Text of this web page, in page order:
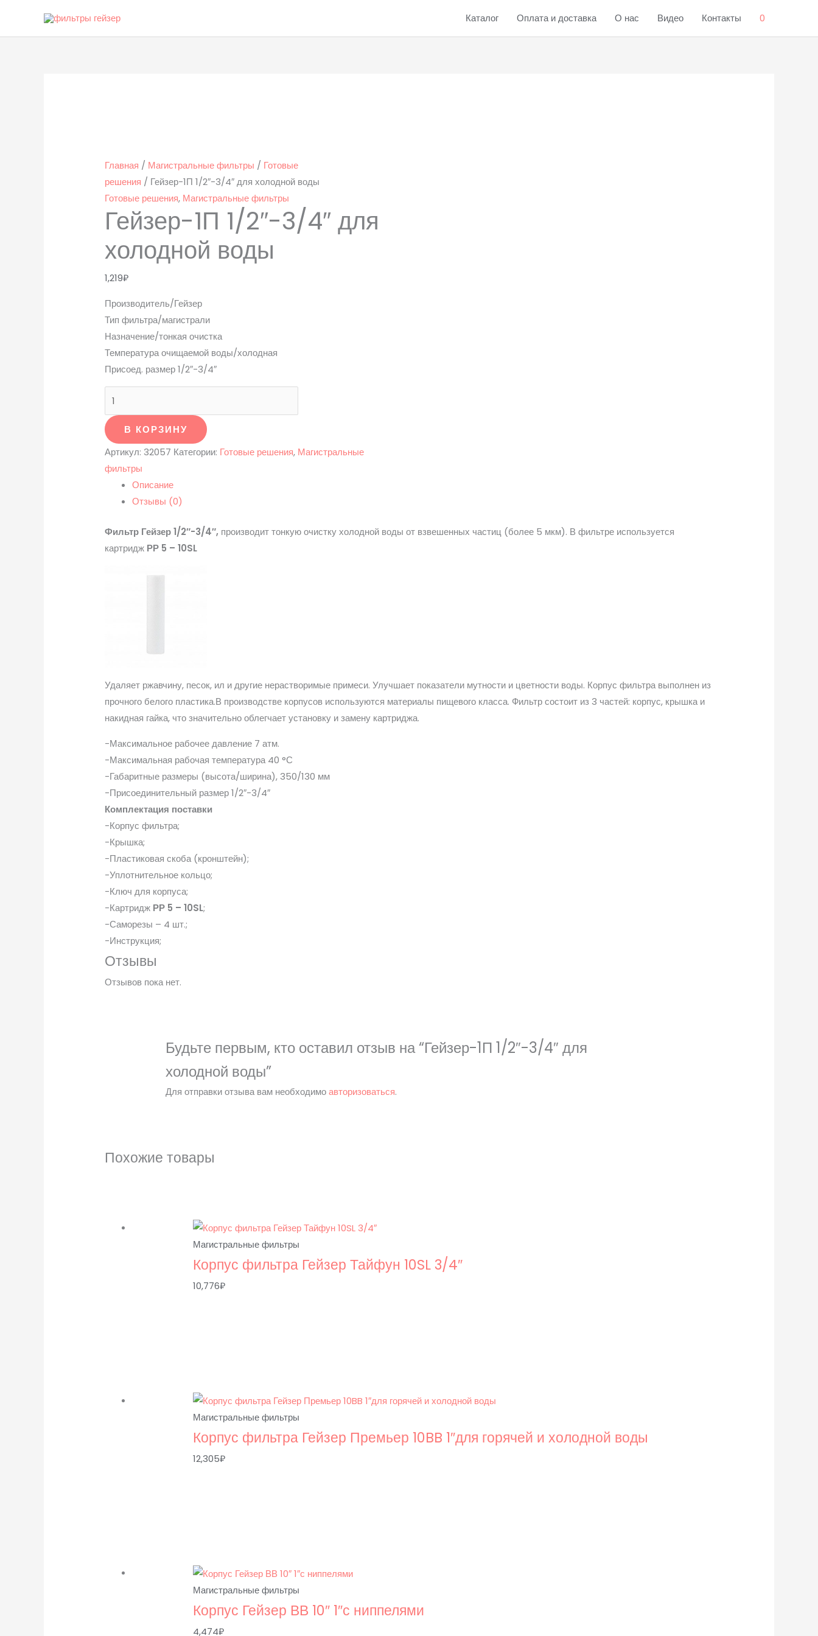
содержимому
Каталог Оплата и доставка О нас Видео Контакты 0
Главная / Магистральные фильтры / Готовые
решения / Гейзер-1П 1/2″-3/4″ для холодной воды
Готовые решения, Магистральные фильтры
Гейзер-1П 1/2″-3/4″ для
холодной воды
1,219₽
Производитель/Гейзер
Тип фильтра/магистрали
Назначение/тонкая очистка
Температура очищаемой воды/холодная
Присоед. размер 1/2″-3/4″
холодной
воды
В КОРЗИНУ
Артикул: 32057 Категории: Готовые решения, Магистральные
фильтры
Описание
Отзывы (0)
Фильтр Гейзер 1/2″-3/4″, производит тонкую очистку холодной воды от взвешенных частиц (более 5 мкм). В фильтре используется
картридж РР 5 – 10SL
Удаляет ржавчину, песок, ил и другие нерастворимые примеси. Улучшает показатели мутности и цветности воды. Корпус фильтра выполнен из
прочного белого пластика.В производстве корпусов используются материалы пищевого класса. Фильтр состоит из 3 частей: корпус, крышка и
накидная гайка, что значительно облегчает установку и замену картриджа.
-Максимальное рабочее давление 7 атм.
-Максимальная рабочая температура 40 °С
-Габаритные размеры (высота/ширина), 350/130 мм
-Присоединительный размер 1/2″-3/4″
Комплектация поставки
-Корпус фильтра;
-Крышка;
-Пластиковая скоба (кронштейн);
-Уплотнительное кольцо;
-Ключ для корпуса;
-Картридж РР 5 – 10SL;
-Саморезы – 4 шт.;
-Инструкция;
Отзывы
Отзывов пока нет.
Будьте первым, кто оставил отзыв на “Гейзер-1П 1/2″-3/4″ для
холодной воды”
Для отправки отзыва вам необходимоавторизоваться.
Похожие товары
Магистральные фильтры
Корпус фильтра Гейзер Тайфун 10SL 3/4″
10,776₽
Магистральные фильтры
Корпус фильтра Гейзер Премьер 10BB 1″для горячей и холодной воды
12,305₽
Магистральные фильтры
Корпус Гейзер ВВ 10″ 1″с ниппелями
4,474₽